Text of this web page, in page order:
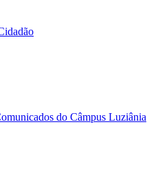
do Câmpus Luziânia